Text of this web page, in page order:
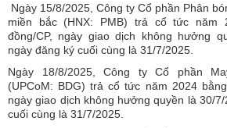
Ngày 15/8/2025, Công ty Cổ phần Phân
miền bắc (HNX: PMB) trả cổ tức năm
đồng/CP, ngày giao dịch không hưởng
ngày đăng ký cuối cùng là 31/7/2025.
Ngày 18/8/2025, Công ty Cổ phần
(UPCoM: BDG) trả cổ tức năm 2024
ngày giao dịch không hưởng quyền là 30/
cuối cùng là 31/7/2025.